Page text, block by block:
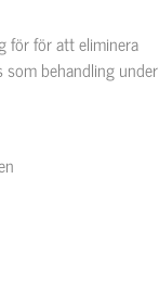
för för att eliminera
som behandling under